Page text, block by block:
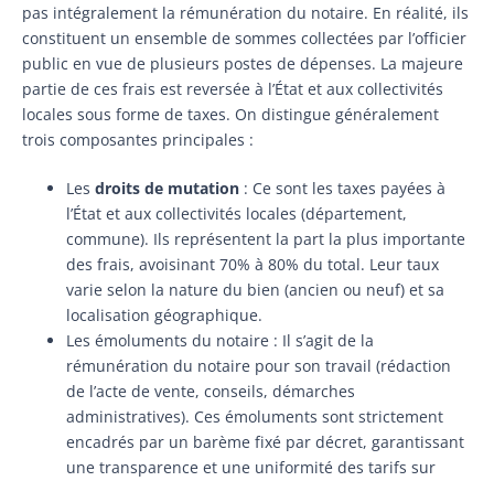
pas intégralement la rémunération du notaire. En réalité, ils
constituent un ensemble de sommes collectées par l’officier
public en vue de plusieurs postes de dépenses. La majeure
partie de ces frais est reversée à l’État et aux collectivités
locales sous forme de taxes. On distingue généralement
trois composantes principales :
Les droits de mutation : Ce sont les taxes payées à
l’État et aux collectivités locales (département,
commune). Ils représentent la part la plus importante
des frais, avoisinant 70% à 80% du total. Leur taux
varie selon la nature du bien (ancien ou neuf) et sa
localisation géographique.
Les émoluments du notaire : Il s’agit de la
rémunération du notaire pour son travail (rédaction
de l’acte de vente, conseils, démarches
administratives). Ces émoluments sont strictement
encadrés par un barème fixé par décret, garantissant
une transparence et une uniformité des tarifs sur